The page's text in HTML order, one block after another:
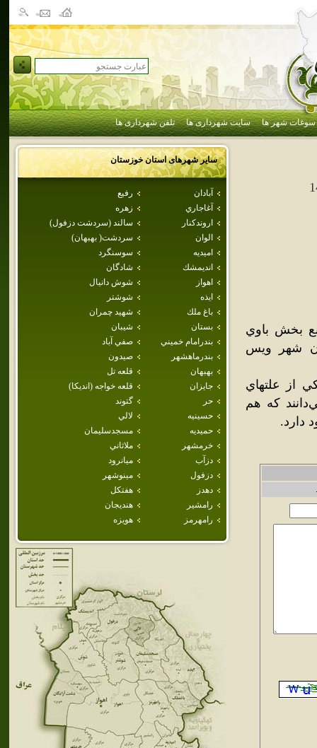
سوغات شهر ها سایت شهرداری ها تلفن شهرداری ها
سایر شهرهای استانخوزستان
آبادان
رفيع
آغاجاري
زهره
اروندكنار
سالند (سردشت دزفول)
الوان
سردشت( بهبهان)
اميديه
سوسنگرد
انديمشك
شادگان
اهواز
شوش دانيال
ايذه
شوشتر
باغ ملك
شهيد چمران
بستان
شيبان
بندرامام خميني
صفي آباد
بندرماهشهر
صيدون
بهبهان
قلعه تل
جايزان
قلعه خواجه (انديكا)
حر
گتوند
حسينيه
لالي
حميديه
مسجدسليمان
خرمشهر
ملاثاني
دزآب
ميانرود
دزفول
مينوشهر
دهدز
هفتكل
رامشير
هنديجان
رامهرمز
هويزه
بخش باوي
شهر ويس
از علتهاي
که هم
دارد.